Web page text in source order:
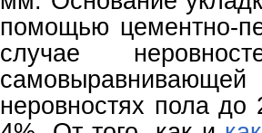
помощью цементно-
случае
неровностях пола